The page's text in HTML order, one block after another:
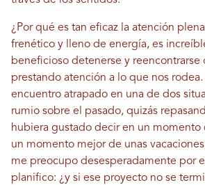
¿Por qué es tan eficaz la atención
frenético y lleno de energía, es
beneficioso detenerse y reencontrarse
prestando atención a lo que nos
encuentro atrapado en una de dos
rumio sobre el pasado, quizás
hubiera gustado decir en un
un momento mejor de unas
me preocupo desesperadamente por
planifico: ¿y si ese proyecto no se